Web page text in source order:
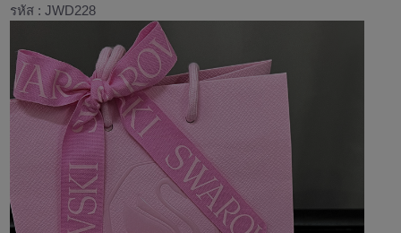
รหัส : JWD228